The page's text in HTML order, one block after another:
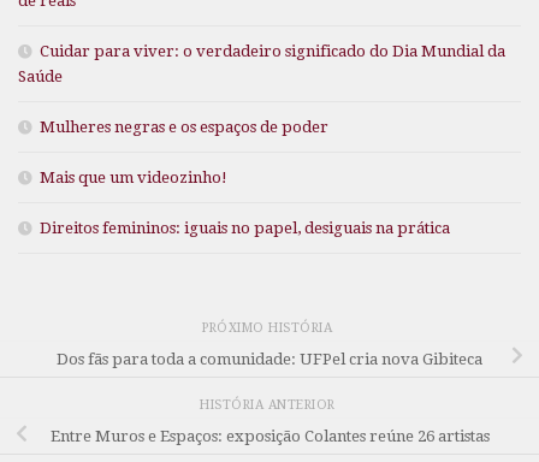
Cuidar para viver: o verdadeiro significado do Dia Mundial da
Saúde
Mulheres negras e os espaços de poder
Mais que um videozinho!
Direitos femininos: iguais no papel, desiguais na prática
PRÓXIMO HISTÓRIA
Dos fãs para toda a comunidade: UFPel cria nova Gibiteca
HISTÓRIA ANTERIOR
Entre Muros e Espaços: exposição Colantes reúne 26 artistas